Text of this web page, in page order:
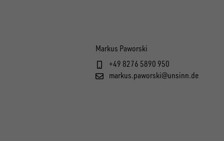
Markus Paworski
+49 8276 5890 950
markus.paworski@unsinn.de